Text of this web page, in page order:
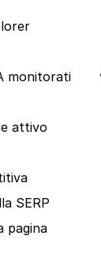
monitorati
attivo
SERP
pagina